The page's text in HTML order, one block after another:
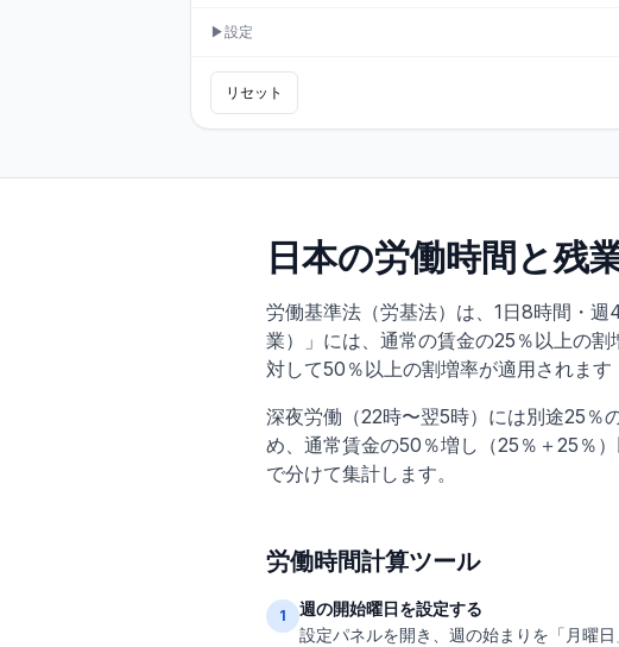
▶設定
リセット
日本の労働時間と残
労働基準法（労基法）は、1日8時間・
業）」には、通常の賃金の25％以上の
対して50％以上の割増率が適用されま
深夜労働（22時〜翌5時）には別途25％
め、通常賃金の50％増し（25％＋25％
で分けて集計します。
労働時間計算ツール
1
週の開始曜日を設定する
設定パネルを開き、週の始まりを「月曜